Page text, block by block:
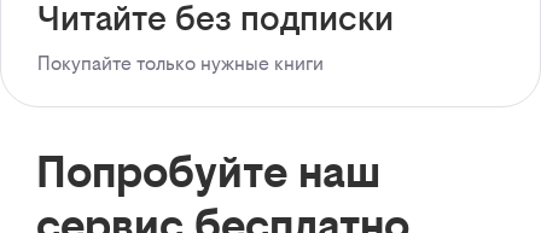
Читайте без подписки
Покупайте только нужные книги
Попробуйте наш